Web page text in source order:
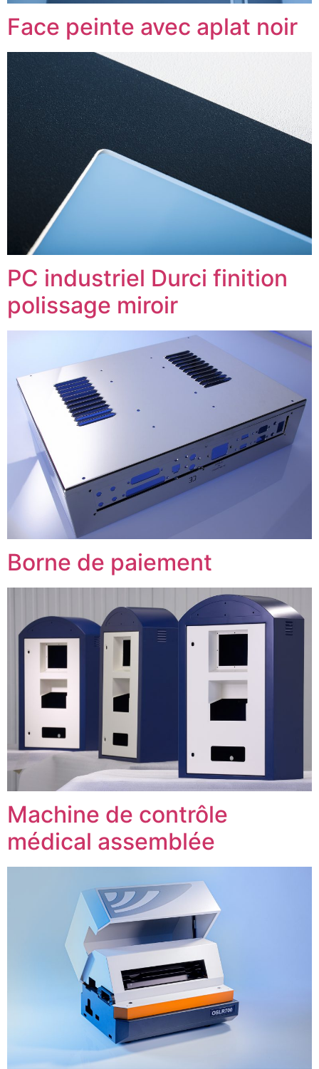
Face peinte avec aplat noir
PC industriel Durci finition
polissage miroir
Borne de paiement
Machine de contrôle
médical assemblée